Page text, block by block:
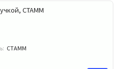
СТАММ
СТАММ